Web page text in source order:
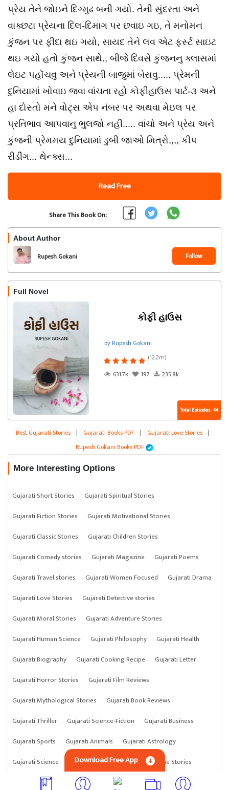
પ્રેય તેને જોઇને દિગ્મુઢ બની ગયો. તેની સુંદરતા અને
વાક્છટા પ્રેયના દિલ-દિમાગ પર છવાઇ ગઇ, તે મનોમન
કુંજન પર ફીદા થઇ ગયો, સાયદ તેને લવ એટ ફર્સ્ટ સાઇટ
થઇ ગયો હતો કુંજન સાથે., બીજે દિવસે કુંજનનુ ક્લાસમાં
લેઇટ પહોંચવુ અને પ્રેયની બાજુમાં બેસવુ..... પ્રેમની
દુનિયામાં ખોવાઇ જવા વાંચતા રહો કોફીહાઉસ પાર્ટ-૩ અને
હા દોસ્તો મને વોટ્સ એપ નંબર પર અથવા મેઇલ પર
પ્રતિભાવ આપવાનુ ભુલજો નહી..... વાંચો અને પ્રેય અને
કુંજની પ્રેમમય દુનિયામાં ડુબી જાઓ મિત્રો,,,, કીપ
રીડીંગ... થેન્ક્સ...
Read Free
Share This Book On:
About Author
Rupesh Gokani Follow
Full Novel
કોફી હાઉસ
by Rupesh Gokani
(12.2m)
631.7k
197 235.8k
Total Episodes : 44
Best Gujarati Stories | Gujarati Books PDF | Gujarati Love Stories |
Rupesh Gokani Books PDF
More Interesting Options
Gujarati Short Stories
Gujarati Spiritual Stories
Gujarati Fiction Stories
Gujarati Motivational Stories
Gujarati Classic Stories
Gujarati Children Stories
Gujarati Comedy stories
Gujarati Magazine
Gujarati Poems
Gujarati Travel stories
Gujarati Women Focused
Gujarati Drama
Gujarati Love Stories
Gujarati Detective stories
Gujarati Moral Stories
Gujarati Adventure Stories
Gujarati Human Science
Gujarati Philosophy
Gujarati Health
Gujarati Biography
Gujarati Cooking Recipe
Gujarati Letter
Gujarati Horror Stories
Gujarati Film Reviews
Gujarati Mythological Stories
Gujarati Book Reviews
Gujarati Thriller
Gujarati Science-Fiction
Gujarati Business
Gujarati Sports
Gujarati Animals
Gujarati Astrology
Gujarati Science
Gujarati Anything Gujarati Crime Stories
Download Free App